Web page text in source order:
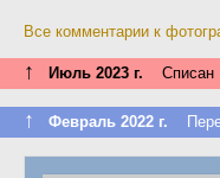
Все комментарии к
↑ Июль 2023 г. Списан
↑ Февраль 2022 г.